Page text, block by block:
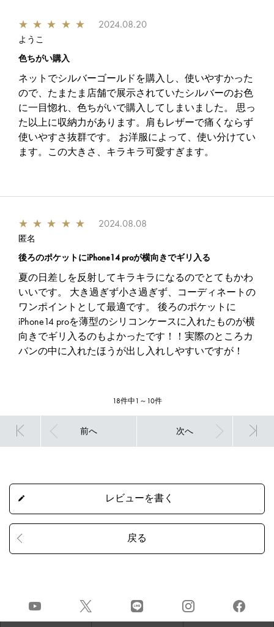
★ ★ ★ ★ ★ 2024.08.20
ようこ
色ちがい購入
ネットでシルバーゴールドを購入し、使いやすかった
ので、たまたま店舗で展示されていたシルバーのお色
に一目惚れ、色ちがいで購入してしまいました。 思っ
た以上に収納力があります。肩もレザーで痛くならず
使いやすさ抜群です。 お洋服によって、使い分けてい
ます。この大きさ、キラキラ可愛すぎます。
★ ★ ★ ★ ★ 2024.08.08
匿名
後ろのポケットにiPhone14 proが横向きでギリ入る
夏の日差しを反射してキラキラになるのでとてもかわ
いいです。 大き過ぎず小さ過ぎず、コーディネートの
ワンポイントとして最適です。 後ろのポケットに
iPhone14 proを薄型のシリコンケースに入れたものが横
向きでギリ入るのもよかったです！！実際のところカ
バンの中に入れたほうが出し入れしやすいですが！
18件中1～10件
前へ 次へ